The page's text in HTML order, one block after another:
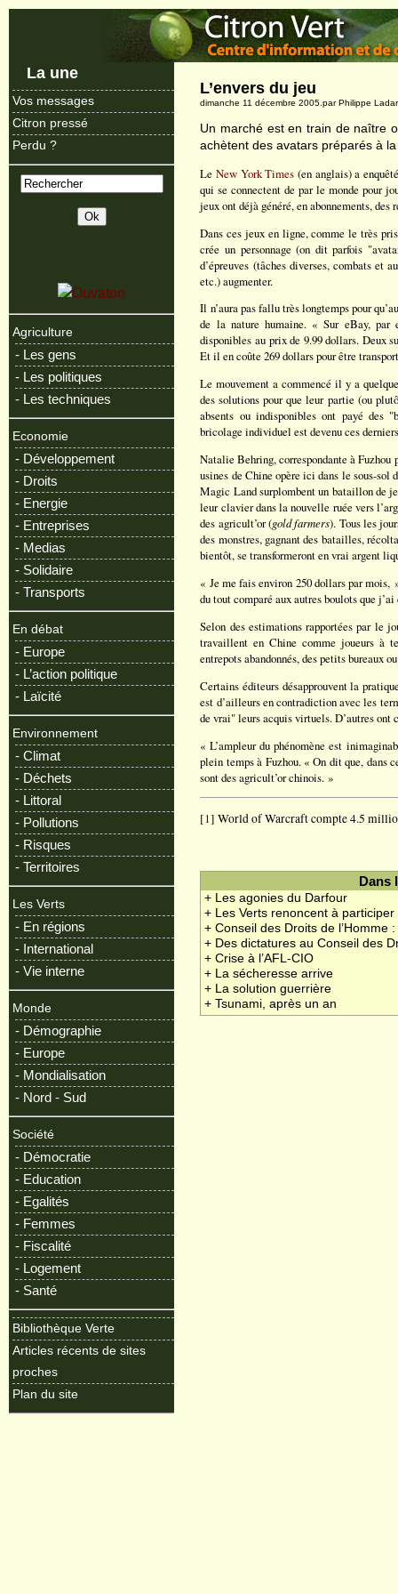
La une
Vos messages
Citron pressé
Perdu ?
Agriculture
- Les gens
- Les politiques
- Les techniques
Economie
- Développement
- Droits
- Energie
- Entreprises
- Medias
- Solidaire
- Transports
En débat
- Europe
- L’action politique
- Laïcité
Environnement
- Climat
- Déchets
- Littoral
- Pollutions
- Risques
- Territoires
Les Verts
- En régions
- International
- Vie interne
Monde
- Démographie
- Europe
- Mondialisation
- Nord - Sud
Société
- Démocratie
- Education
- Egalités
- Femmes
- Fiscalité
- Logement
- Santé
Bibliothèque Verte
Articles récents de sites
proches
Plan du site
L’envers du jeu
dimanche 11 décembre 2005.par Philippe
Un marché est en train de naître
achètent des avatars préparés à
LeNew York Times (en anglais) a
qui se connectent de par le monde pour
jeux ont déjà généré, en abonnements,
Dans ces jeux en ligne, comme le très
crée un personnage (on dit parfois
d’épreuves (tâches diverses, combats et
etc.) augmenter.
Il n’aura pas fallu très longtemps pour
de la nature humaine. « Sur eBay, par
disponibles au prix de 9.99 dollars. Deux
Et il en coûte 269 dollars pour être
Le mouvement a commencé il y a
des solutions pour que leur partie (ou
absents ou indisponibles ont payé des
bricolage individuel est devenu ces
Natalie Behring, correspondante à
usines de Chine opère ici dans le sous-
Magic Land surplombent un bataillon de
leur clavier dans la nouvelle ruée vers
des agricult’or (gold farmers). Tous les
des monstres, gagnant des batailles,
bientôt, se transformeront en vrai argent
« Je me fais environ 250 dollars par mois,
du tout comparé aux autres boulots que j’ai
Selon des estimations rapportées par le
travaillent en Chine comme joueurs à
entrepots abandonnés, des petits bureaux
Certains éditeurs désapprouvent la
est d’ailleurs en contradiction avec les
de vrai" leurs acquis virtuels. D’autres ont
« L’ampleur du phénomène est
plein temps à Fuzhou. « On dit que, dans
sont des agricult’or chinois. »
[1] World of Warcraft compte 4.5
Dans
+ Les agonies du Darfour
+ Les Verts renoncent à
+ Conseil des Droits de l’Homme
+ Des dictatures au Conseil des
+ Crise à l’AFL-CIO
+ La sécheresse arrive
+ La solution guerrière
+ Tsunami, après un an